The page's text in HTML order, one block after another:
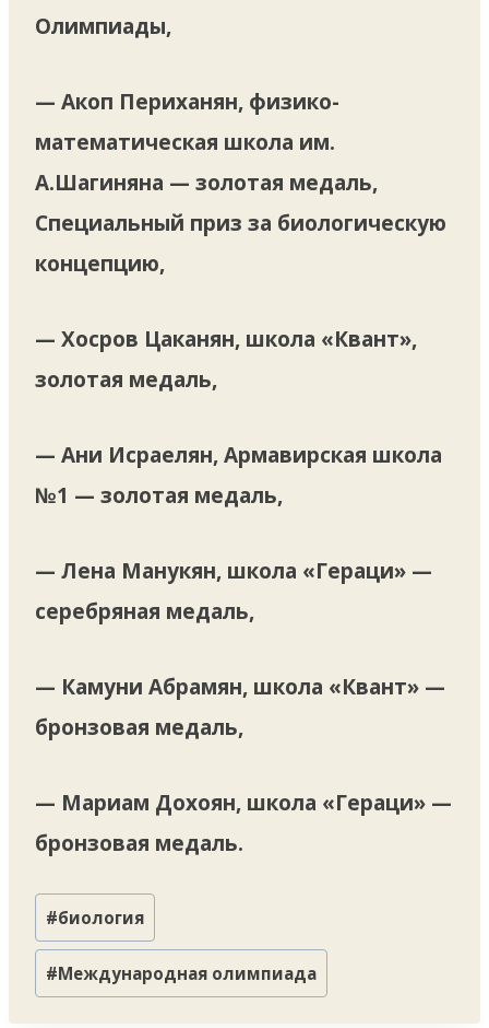
Олимпиады,
— Акоп Периханян, физико-
математическая школа им.
А.Шагиняна — золотая медаль,
Специальный приз за биологическую
концепцию,
— Хосров Цаканян, школа «Квант»,
золотая медаль,
— Ани Исраелян, Армавирская школа
№1 — золотая медаль,
— Лена Манукян, школа «Гераци» —
серебряная медаль,
— Камуни Абрамян, школа «Квант» —
бронзовая медаль,
— Мариам Дохоян, школа «Гераци» —
бронзовая медаль.
Метки
записи:
#биология
#Международная олимпиада